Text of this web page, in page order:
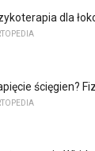
dla
ścięgien?